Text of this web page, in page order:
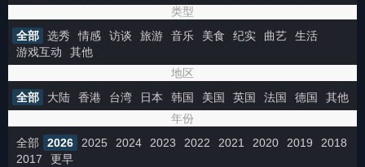
类型
全部
选秀 情感 访谈 旅游 音乐 美食 纪实 曲艺
生活
游戏互动
其他
地区
全部
大陆 香港 台湾 日本 韩国 美国 英国 法国 德国
其他
年份
全部
2026 2025 2024 2023 2022 2021 2020 2019
2018
2017
更早